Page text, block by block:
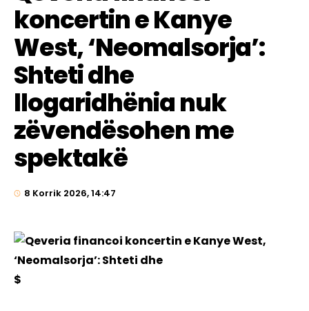
koncertin e Kanye
West, ‘Neomalsorja’:
Shteti dhe
llogaridhënia nuk
zëvendësohen me
spektakë
8 Korrik 2026, 14:47
$